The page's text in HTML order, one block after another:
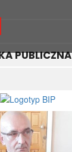
PUBLICZNA